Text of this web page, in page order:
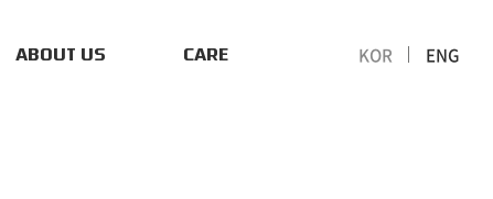
ABOUT US CARE KOR ENG